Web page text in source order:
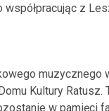
z
Kultury
w pamięci